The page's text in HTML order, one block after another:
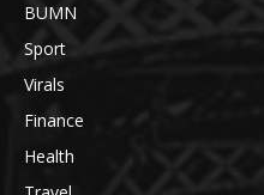
BUMN
Sport
Virals
Finance
Health